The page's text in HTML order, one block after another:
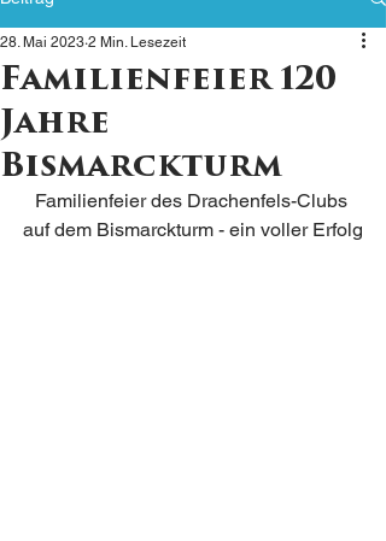
Familienfeier 120
Jahre
Bismarckturm
28. Mai 2023 2 Min. Lesezeit
Familienfeier des Drachenfels-Clubs
auf dem Bismarckturm - ein voller Erfolg